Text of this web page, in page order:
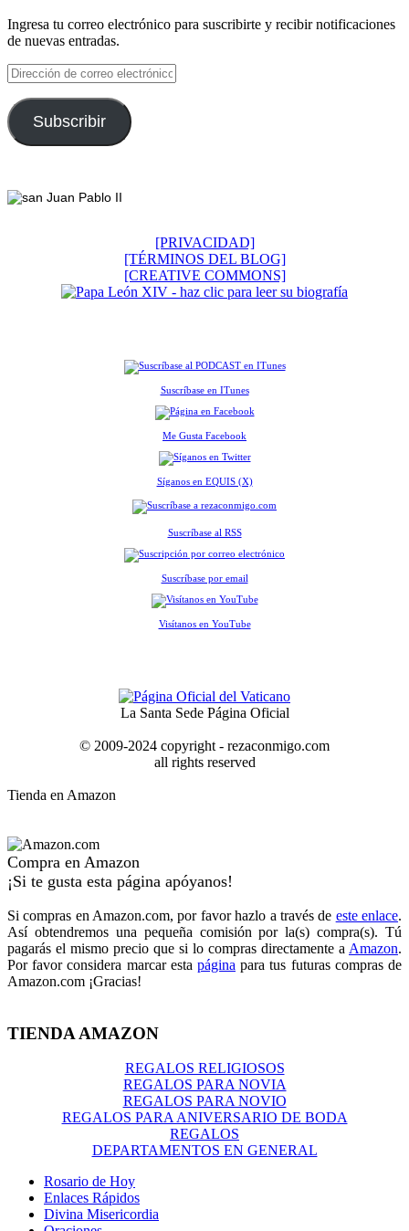
Ingresa tu correo electrónico para suscribirte y recibir notificaciones
de nuevas entradas.
Dirección
de
correo
electrónico
Subscribir
[PRIVACIDAD]
[TÉRMINOS DEL BLOG]
[CREATIVE COMMONS]
Suscríbase en ITunes
Me Gusta Facebook
Síganos en EQUIS (X)
Suscríbase al RSS
Suscríbase por email
Visítanos en YouTube
La Santa Sede Página Oficial
© 2009-2024 copyright - rezaconmigo.com
all rights reserved
Tienda en Amazon
Compra en Amazon
¡Si te gusta esta página apóyanos!
Si compras en Amazon.com, por favor hazlo a través de este enlace.
Así obtendremos una pequeña comisión por la(s) compra(s). Tú
pagarás el mismo precio que si lo compras directamente a Amazon.
Por favor considera marcar esta página para tus futuras compras de
Amazon.com ¡Gracias!
TIENDA AMAZON
REGALOS RELIGIOSOS
REGALOS PARA NOVIA
REGALOS PARA NOVIO
REGALOS PARA ANIVERSARIO DE BODA
REGALOS
DEPARTAMENTOS EN GENERAL
Rosario de Hoy
Enlaces Rápidos
Divina Misericordia